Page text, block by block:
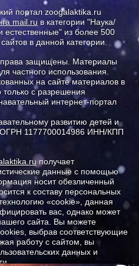
портал zoogalaktika.ru
mail.ru в категории "Наука/
естественные" из более 500
в данной категории.
защищены. Материалы
частного использования.
на сайте материалов в
с разрешения
интернет-портал
развитию детей и
1177700014986 ИНН/КПП
получает
данные с помощью
носит обезличенный
к составу персональных
«cookie», данная
вас, однако может
сайта. Вы можете
выбрав соответствующие
работу с сайтом, вы
данных и